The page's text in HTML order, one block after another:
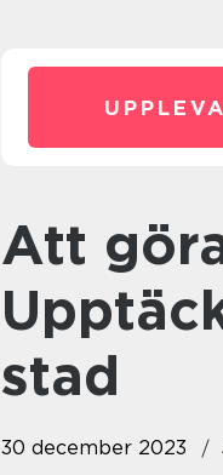
Att göra i Amsterdam –
stad
30 december 2023